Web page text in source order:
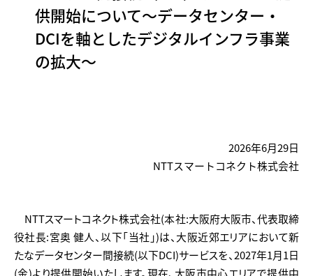
供開始について～データセンター・
DCIを軸としたデジタルインフラ事業
の拡大～
2026年6月29日
NTTスマートコネクト株式会社
NTTスマートコネクト株式会社(本社:大阪府大阪市、代表取締
役社長:宮奥 健人、以下「当社」)は、大阪近郊エリアにおいて新
たなデータセンター間接続(以下DCI)サービスを、2027年1月1日
(金)より提供開始いたします。現在、大阪市中心エリアで提供中